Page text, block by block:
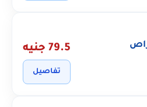
79.5 جنيه
تفاصيل